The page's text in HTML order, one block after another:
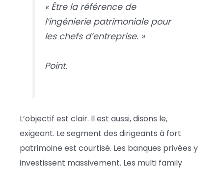
« Être la référence de
l’ingénierie patrimoniale pour
les chefs d’entreprise. »
Point.
L’objectif est clair. Il est aussi, disons le,
exigeant. Le segment des dirigeants à fort
patrimoine est courtisé. Les banques privées y
investissent massivement. Les multi family